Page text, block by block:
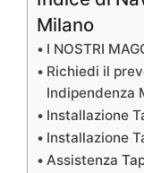
Milano
I NOSTRI
Richiedi il
Indipendenza
Installazione
Installazione
Assistenza